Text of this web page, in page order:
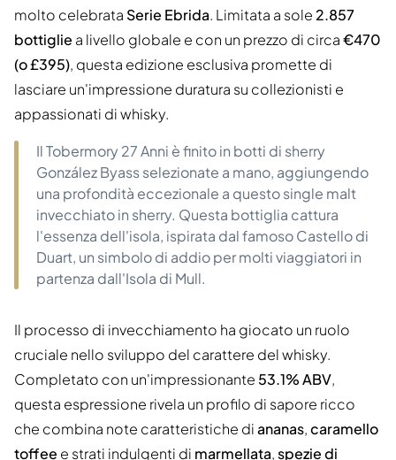
molto celebrata Serie Ebrida. Limitata a sole 2.857
bottiglie a livello globale e con un prezzo di circa€470
(o £395), questa edizione esclusiva promette di
lasciare un'impressione duratura su collezionisti e
appassionati di whisky.
Il Tobermory 27 Anni è finito in botti di sherry
González Byass selezionate a mano, aggiungendo
una profondità eccezionale a questo single malt
invecchiato in sherry. Questa bottiglia cattura
l'essenza dell'isola, ispirata dal famoso Castello di
Duart, un simbolo di addio per molti viaggiatori in
partenza dall'Isola di Mull.
Il processo di invecchiamento ha giocato un ruolo
cruciale nello sviluppo del carattere del whisky.
Completato con un'impressionante 53.1% ABV,
questa espressione rivela un profilo di sapore ricco
che combina note caratteristiche diananas,caramello
toffee e strati indulgenti di marmellata,spezie di